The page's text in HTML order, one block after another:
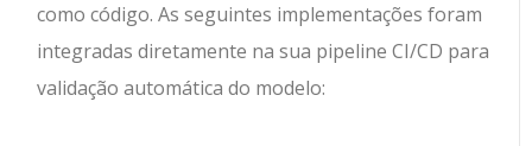
como código. As seguintes implementações foram
integradas diretamente na sua pipeline CI/CD para
validação automática do modelo: